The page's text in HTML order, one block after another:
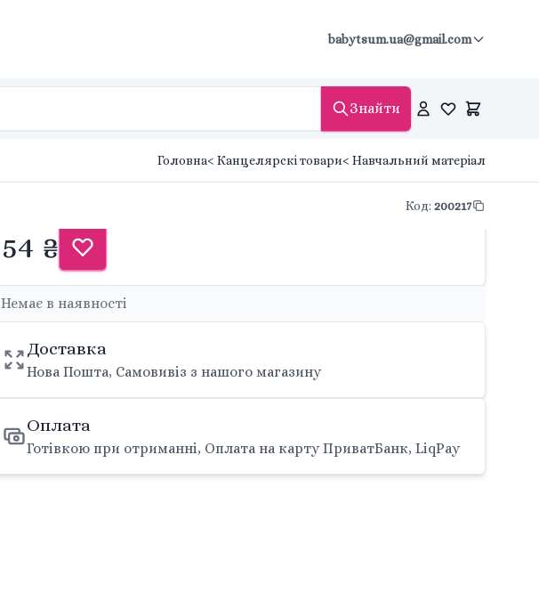
babytsum.ua@gmail.com
Знайти
Головна< Канцелярскі товари< Навчальний матеріал
Код: 200217
54 ₴
Немає в наявності
Доставка
Нова Пошта, Самовивіз з нашого магазину
Оплата
Готівкою при отриманні, Оплата на карту ПриватБанк, LiqPay